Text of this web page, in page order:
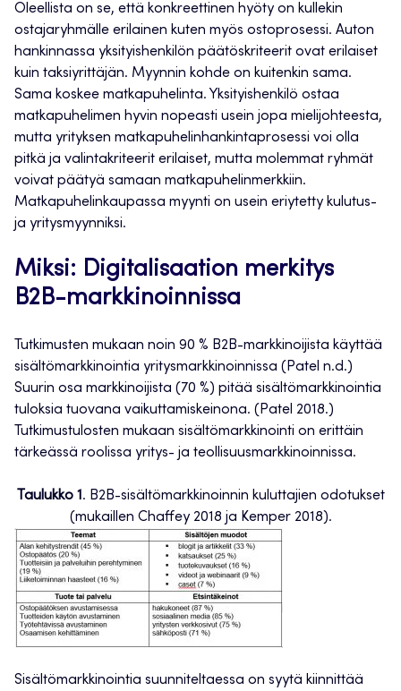
Oleellista on se, että konkreettinen hyöty on kullekin
ostajaryhmälle erilainen kuten myös ostoprosessi. Auton
hankinnassa yksityishenkilön päätöskriteerit ovat erilaiset
kuin taksiyrittäjän. Myynnin kohde on kuitenkin sama.
Sama koskee matkapuhelinta. Yksityishenkilö ostaa
matkapuhelimen hyvin nopeasti usein jopa mielijohteesta,
mutta yrityksen matkapuhelinhankintaprosessi voi olla
pitkä ja valintakriteerit erilaiset, mutta molemmat ryhmät
voivat päätyä samaan matkapuhelinmerkkiin.
Matkapuhelinkaupassa myynti on usein eriytetty kulutus-
ja yritysmyynniksi.
Miksi: Digitalisaation merkitys
B2B-markkinoinnissa
Tutkimusten mukaan noin 90 % B2B-markkinoijista käyttää
sisältömarkkinointia yritysmarkkinoinnissa (Patel n.d.)
Suurin osa markkinoijista (70 %) pitää sisältömarkkinointia
tuloksia tuovana vaikuttamiskeinona. (Patel 2018.)
Tutkimustulosten mukaan sisältömarkkinointi on erittäin
tärkeässä roolissa yritys- ja teollisuusmarkkinoinnissa.
Taulukko 1. B2B-sisältömarkkinoinnin kuluttajien odotukset
(mukaillen Chaffey 2018 ja Kemper 2018).
Sisältömarkkinointia suunniteltaessa on syytä kiinnittää